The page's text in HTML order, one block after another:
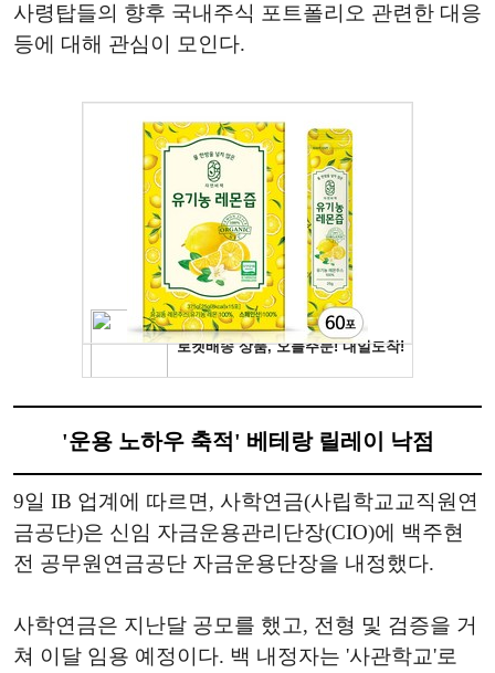
사령탑들의 향후 국내주식 포트폴리오 관련한 대응
등에 대해 관심이 모인다.
'운용 노하우 축적' 베테랑 릴레이 낙점
9일 IB 업계에 따르면, 사학연금(사립학교교직원연
금공단)은 신임 자금운용관리단장(CIO)에 백주현
전 공무원연금공단 자금운용단장을 내정했다.
사학연금은 지난달 공모를 했고, 전형 및 검증을 거
쳐 이달 임용 예정이다. 백 내정자는 '사관학교'로